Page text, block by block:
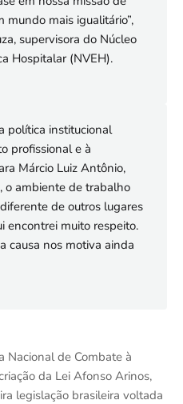
mais igualitário”,
supervisora do Núcleo
Hospitalar (NVEH).
política institucional
profissional e à
Márcio Luiz Antônio,
o ambiente de trabalho
de outros lugares
encontrei muito respeito.
causa nos motiva ainda
Nacional de Combate à
da Lei Afonso Arinos,
legislação brasileira voltada